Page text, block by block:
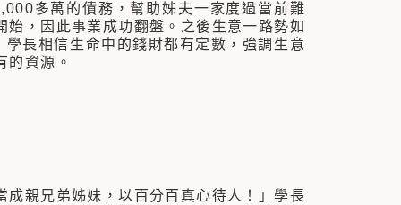
多萬的債務，幫助姊夫一家度過當前難
，因此事業成功翻盤。之後生意一路勢如
長相信生命中的錢財都有定數，強調生意
的資源。
親兄弟姊妹，以百分百真心待人！」學長